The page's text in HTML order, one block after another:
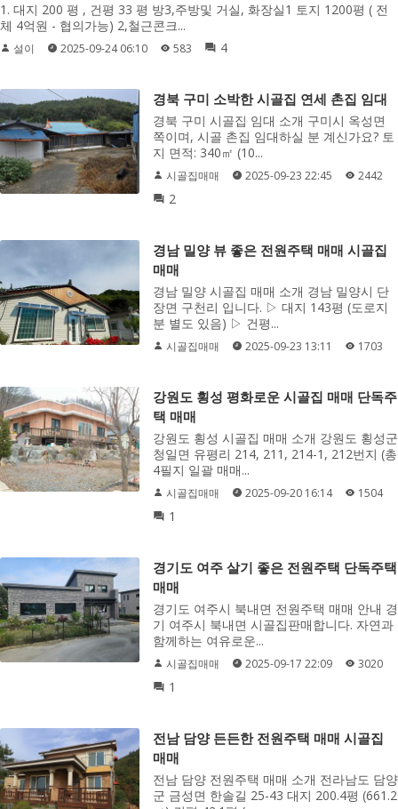
1. 대지 200 평 , 건평 33 평 방3,주방및 거실, 화장실1 토지 1200평 ( 전
체 4억원 - 협의가능) 2,철근콘크...
설이 2025-09-24 06:10 583 4
경북 구미 소박한 시골집 연세 촌집 임대
경북 구미 시골집 임대 소개 구미시 옥성면
쪽이며, 시골 촌집 임대하실 분 계신가요? 토
지 면적: 340㎡ (10...
시골집매매 2025-09-23 22:45 2442
2
경남 밀양 뷰 좋은 전원주택 매매 시골집
매매
경남 밀양 시골집 매매 소개 경남 밀양시 단
장면 구천리 입니다. ▷ 대지 143평 (도로지
분 별도 있음) ▷ 건평...
시골집매매 2025-09-23 13:11 1703
강원도 횡성 평화로운 시골집 매매 단독주
택 매매
강원도 횡성 시골집 매매 소개 강원도 횡성군
청일면 유평리 214, 211, 214-1, 212번지 (총
4필지 일괄 매매...
시골집매매 2025-09-20 16:14 1504
1
경기도 여주 살기 좋은 전원주택 단독주택
매매
경기도 여주시 북내면 전원주택 매매 안내 경
기 여주시 북내면 시골집판매합니다. 자연과
함께하는 여유로운...
시골집매매 2025-09-17 22:09 3020
1
전남 담양 든든한 전원주택 매매 시골집
매매
전남 담양 전원주택 매매 소개 전라남도 담양
군 금성면 한솔길 25-43 대지 200.4평 (661.2